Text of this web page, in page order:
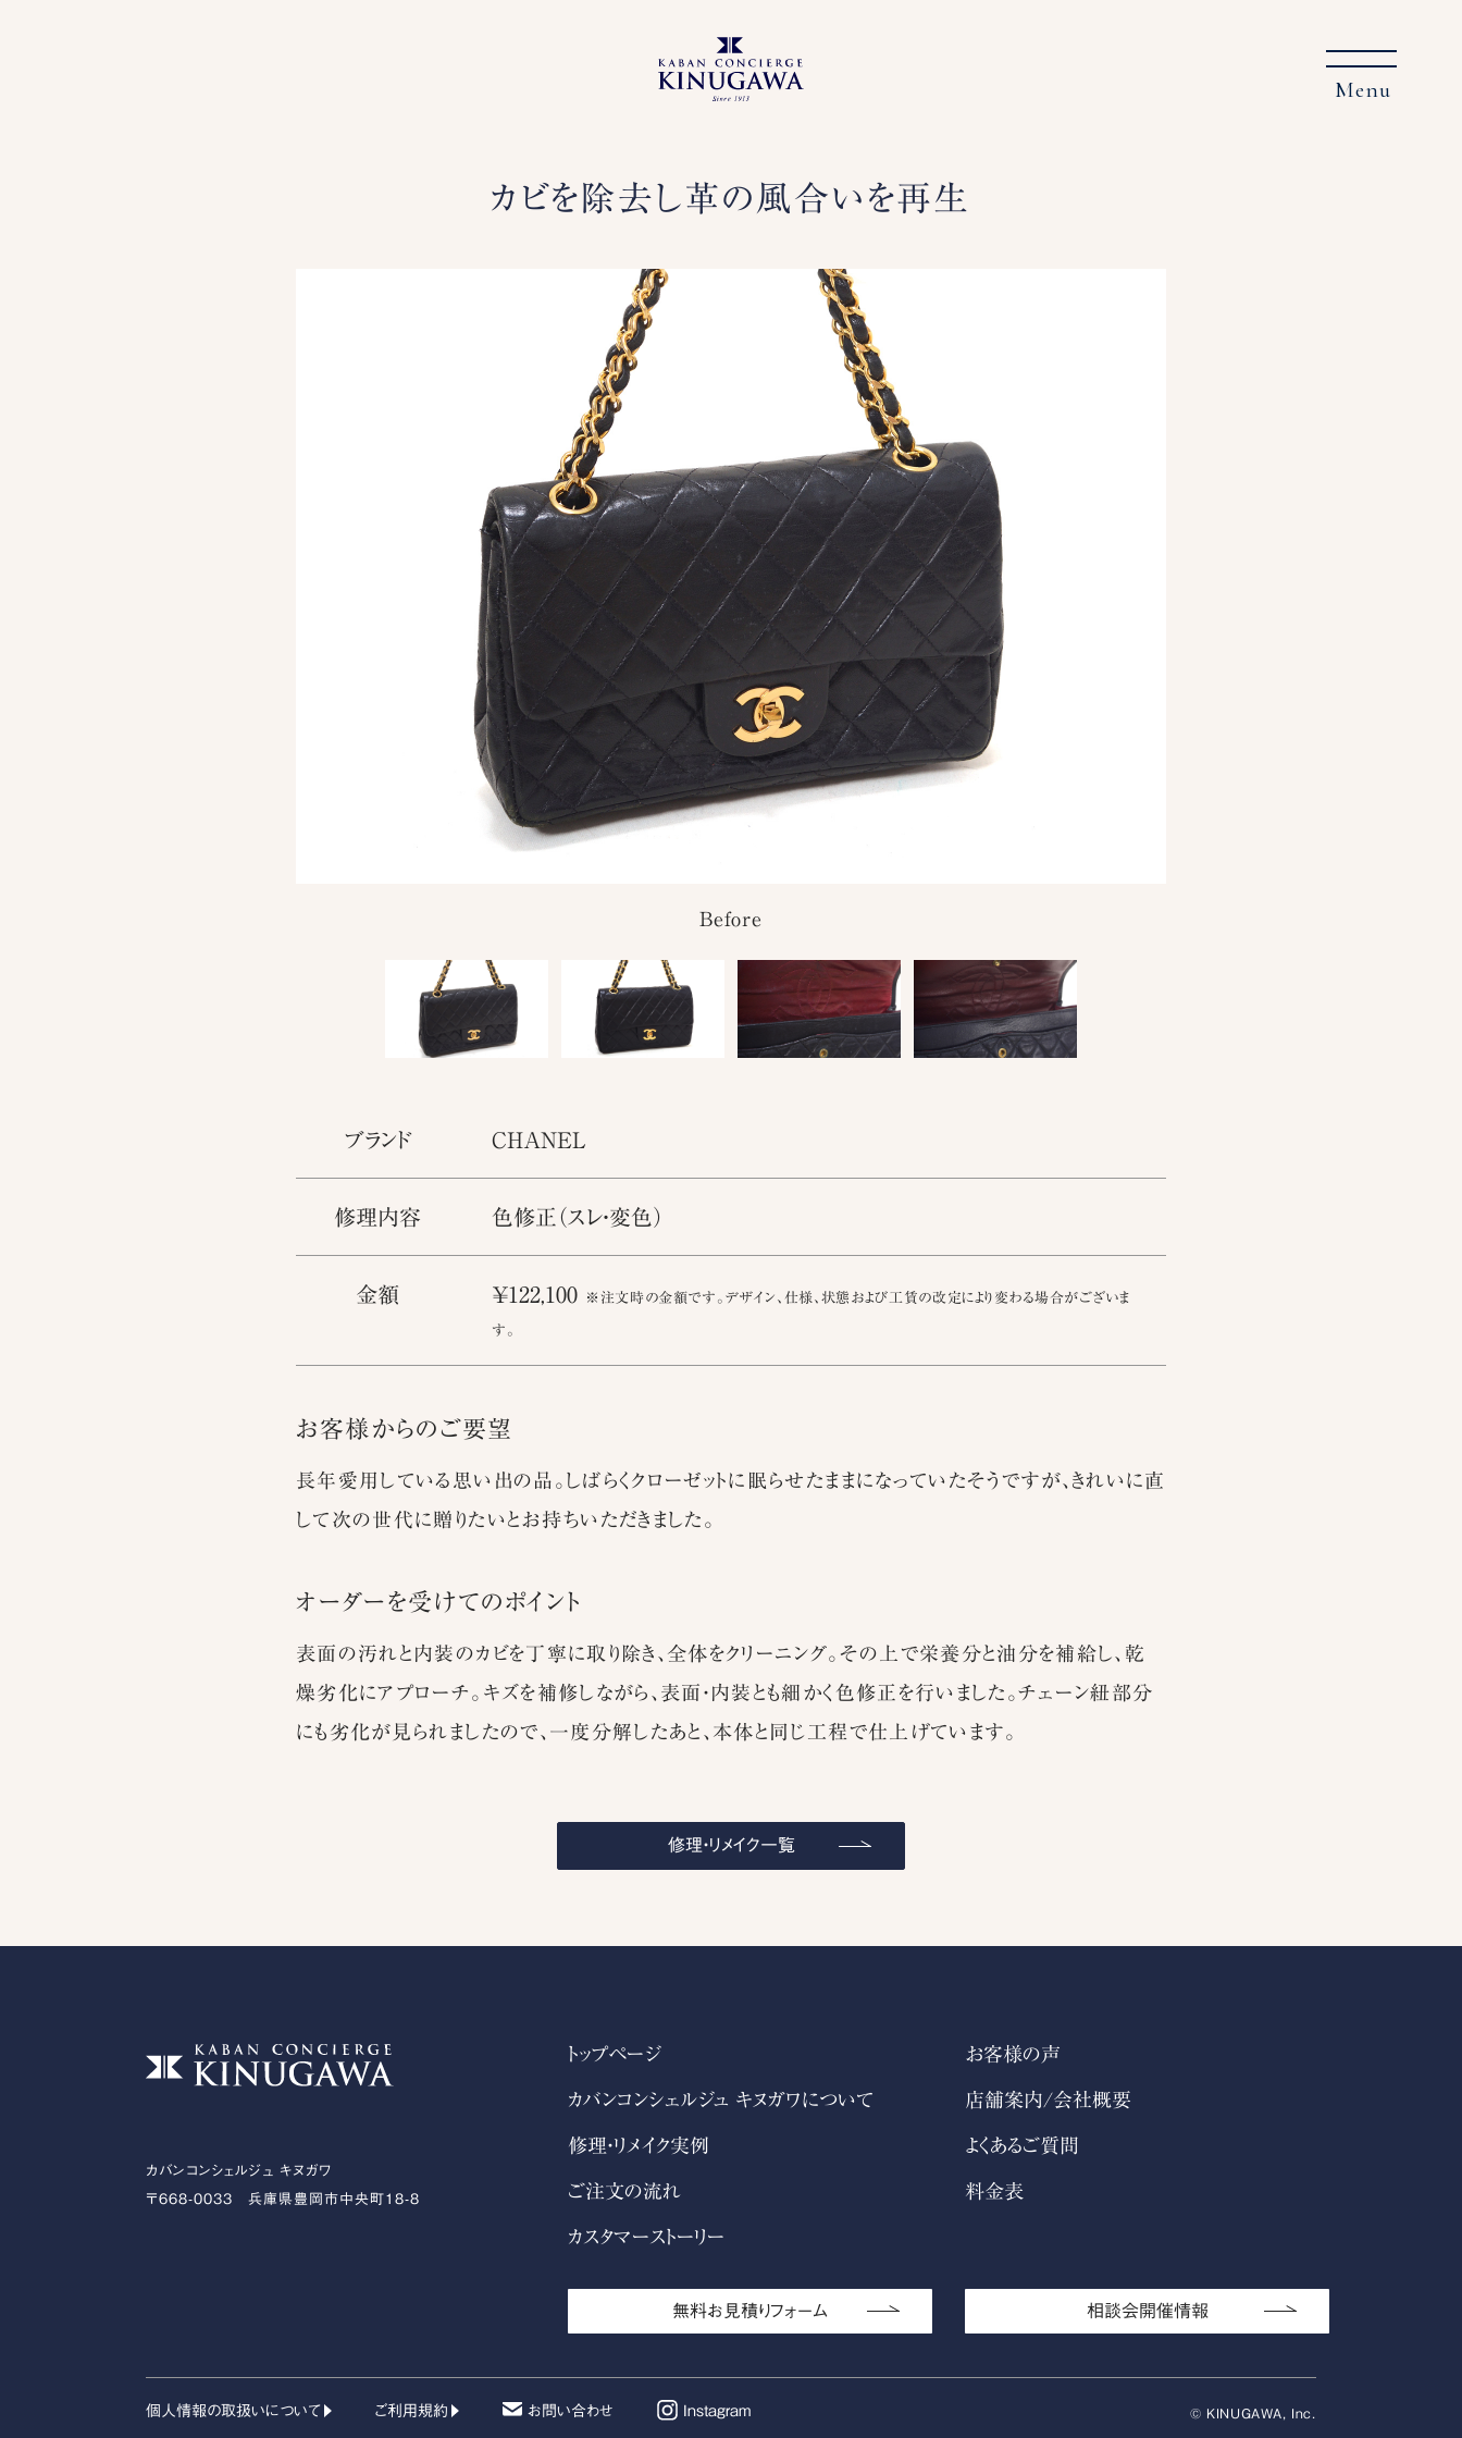
カビを除去し革の風合いを再生
Before
ブランド CHANEL
修理内容 色修正（スレ・変色）
金額 ￥122,100 ※注文時の金額です。デザイン、仕様、状態および工賃の改定により変わる場合がございま
す。
お客様からのご要望
長年愛用している思い出の品。しばらくクローゼットに眠らせたままになっていたそうですが、きれいに直
して次の世代に贈りたいとお持ちいただきました。
オーダーを受けてのポイント
表面の汚れと内装のカビを丁寧に取り除き、全体をクリーニング。その上で栄養分と油分を補給し、乾
燥劣化にアプローチ。キズを補修しながら、表面・内装とも細かく色修正を行いました。チェーン紐部分
にも劣化が見られましたので、一度分解したあと、本体と同じ工程で仕上げています。
修理・リメイク一覧
カバンコンシェルジュ キヌガワ
〒668-0033 兵庫県豊岡市中央町18-8
トップページ
カバンコンシェルジュ キヌガワについて
修理・リメイク実例
ご注文の流れ
カスタマーストーリー
お客様の声
店舗案内/会社概要
よくあるご質問
料金表
無料お見積りフォーム 相談会開催情報
個人情報の取扱いについて ご利用規約 お問い合わせ Instagram © KINUGAWA, Inc.